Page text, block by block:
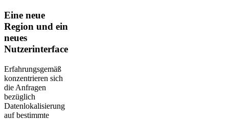
Eine neue
Region und ein
neues
Nutzerinterface
Erfahrungsgemäß
konzentrieren sich
die Anfragen
bezüglich
Datenlokalisierung
auf bestimmte